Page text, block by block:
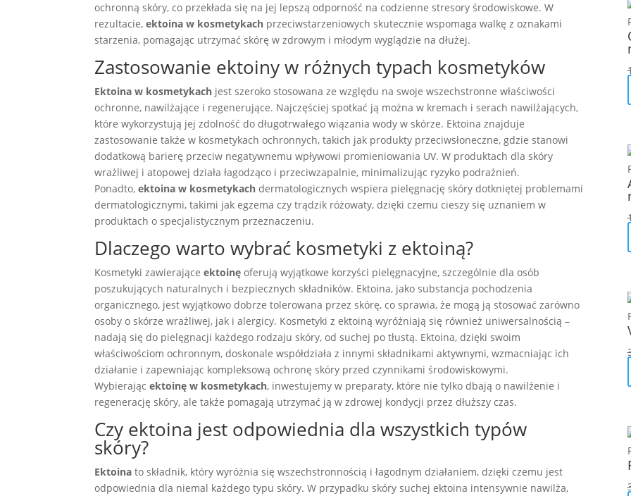
ochronną skóry, co przekłada się na jej lepszą odporność na codzienne stresory środowiskowe. W
rezultacie,ektoina w kosmetykach przeciwstarzeniowych skutecznie wspomaga walkę z oznakami
starzenia, pomagając utrzymać skórę w zdrowym i młodym wyglądzie na dłużej.
Zastosowanie ektoiny w różnych typach kosmetyków
Ektoina w kosmetykach jest szeroko stosowana ze względu na swoje wszechstronne właściwości
ochronne, nawilżające i regenerujące. Najczęściej spotkać ją można w kremach i serach nawilżających,
które wykorzystują jej zdolność do długotrwałego wiązania wody w skórze. Ektoina znajduje
zastosowanie także w kosmetykach ochronnych, takich jak produkty przeciwsłoneczne, gdzie stanowi
dodatkową barierę przeciw negatywnemu wpływowi promieniowania UV. W produktach dla skóry
wrażliwej i atopowej działa łagodząco i przeciwzapalnie, minimalizując ryzyko podrażnień.
Ponadto,ektoina w kosmetykach dermatologicznych wspiera pielęgnację skóry dotkniętej problemami
dermatologicznymi, takimi jak egzema czy trądzik różowaty, dzięki czemu cieszy się uznaniem w
produktach o specjalistycznym przeznaczeniu.
Dlaczego warto wybrać kosmetyki z ektoiną?
Kosmetyki zawierająceektoinę oferują wyjątkowe korzyści pielęgnacyjne, szczególnie dla osób
poszukujących naturalnych i bezpiecznych składników. Ektoina, jako substancja pochodzenia
organicznego, jest wyjątkowo dobrze tolerowana przez skórę, co sprawia, że mogą ją stosować zarówno
osoby o skórze wrażliwej, jak i alergicy. Kosmetyki z ektoiną wyróżniają się również uniwersalnością –
nadają się do pielęgnacji każdego rodzaju skóry, od suchej po tłustą. Ektoina, dzięki swoim
właściwościom ochronnym, doskonale współdziała z innymi składnikami aktywnymi, wzmacniając ich
działanie i zapewniając kompleksową ochronę skóry przed czynnikami środowiskowymi.
Wybierającektoinę w kosmetykach, inwestujemy w preparaty, które nie tylko dbają o nawilżenie i
regenerację skóry, ale także pomagają utrzymać ją w zdrowej kondycji przez dłuższy czas.
Czy ektoina jest odpowiednia dla wszystkich typów
skóry?
Ektoina to składnik, który wyróżnia się wszechstronnością i łagodnym działaniem, dzięki czemu jest
odpowiednia dla niemal każdego typu skóry. W przypadku skóry suchej ektoina intensywnie nawilża,